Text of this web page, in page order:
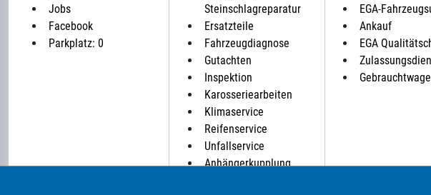
Jobs
Facebook
Parkplatz: 0
Steinschlagreparatur
Ersatzteile
Fahrzeugdiagnose
Gutachten
Inspektion
Karosseriearbeiten
Klimaservice
Reifenservice
Unfallservice
Anhängerkupplung
EGA-
Ankauf
EGA